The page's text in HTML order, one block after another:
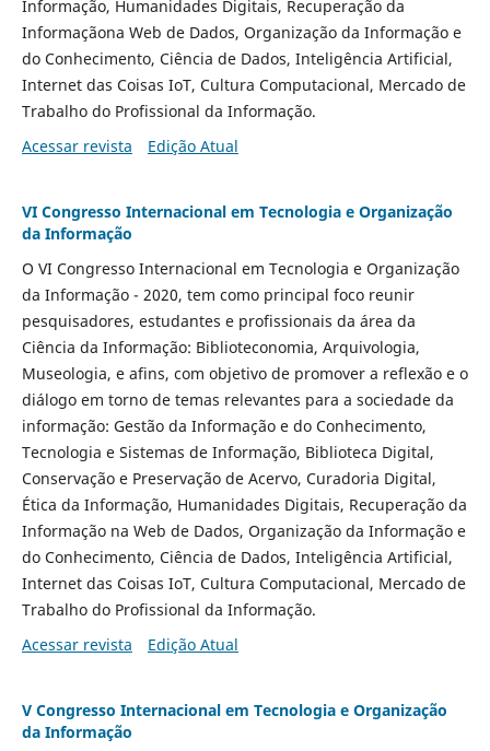
Informação, Humanidades Digitais, Recuperação da
Informaçãona Web de Dados, Organização da Informação e
do Conhecimento, Ciência de Dados, Inteligência Artificial,
Internet das Coisas IoT, Cultura Computacional, Mercado de
Trabalho do Profissional da Informação.
Acessar revista
Edição Atual
VI Congresso Internacional em Tecnologia e Organização
da Informação
O VI Congresso Internacional em Tecnologia e Organização
da Informação - 2020, tem como principal foco reunir
pesquisadores, estudantes e profissionais da área da
Ciência da Informação: Biblioteconomia, Arquivologia,
Museologia, e afins, com objetivo de promover a reflexão e o
diálogo em torno de temas relevantes para a sociedade da
informação: Gestão da Informação e do Conhecimento,
Tecnologia e Sistemas de Informação, Biblioteca Digital,
Conservação e Preservação de Acervo, Curadoria Digital,
Ética da Informação, Humanidades Digitais, Recuperação da
Informação na Web de Dados, Organização da Informação e
do Conhecimento, Ciência de Dados, Inteligência Artificial,
Internet das Coisas IoT, Cultura Computacional, Mercado de
Trabalho do Profissional da Informação.
Acessar revista
Edição Atual
V Congresso Internacional em Tecnologia e Organização
da Informação